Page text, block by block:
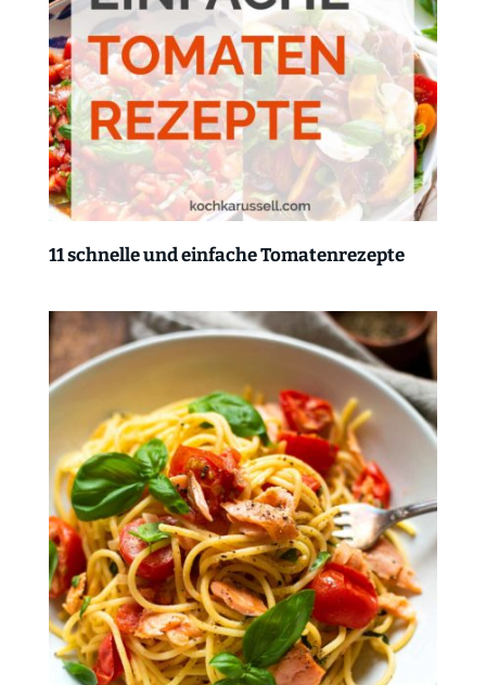
11 schnelle und einfache Tomatenrezepte